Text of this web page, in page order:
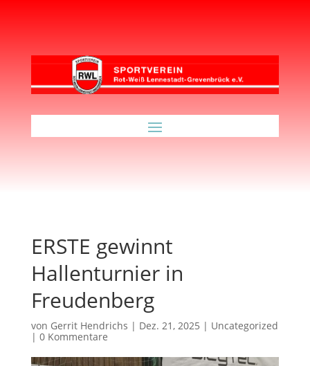
ERSTE gewinnt
Hallenturnier in
Freudenberg
von Gerrit Hendrichs | Dez. 21, 2025 | Uncategorized
| 0 Kommentare